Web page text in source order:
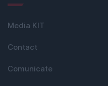
Media KIT
Contact
Comunicate